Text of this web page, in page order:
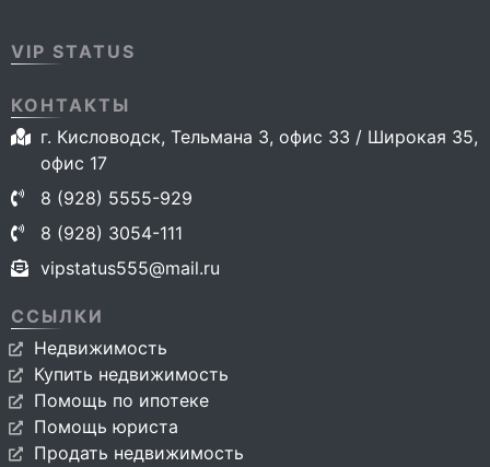
VIP STATUS
КОНТАКТЫ
г. Кисловодск, Тельмана 3, офис 33 / Широкая 35,
офис 17
8 (928) 5555-929
8 (928) 3054-111
vipstatus555@mail.ru
ССЫЛКИ
Недвижимость
Купить недвижимость
Помощь по ипотеке
Помощь юриста
Продать недвижимость